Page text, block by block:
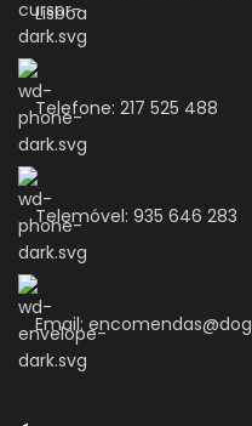
Lisboa
Telefone: 217 525 488
Telemóvel: 935 646 283
Email: